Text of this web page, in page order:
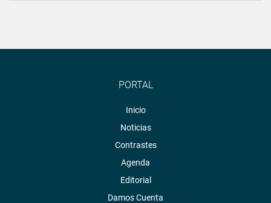
PORTAL
Inicio
Noticias
Contrastes
Agenda
Editorial
Damos Cuenta